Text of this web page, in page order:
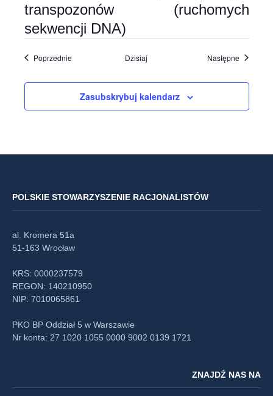
transpozonów (ruchomych
sekwencji DNA)
PoprzednieWydarzenia Dzisiaj Następne
Zasubskrybuj kalendarz
POLSKIE STOWARZYSZENIE RACJONALISTÓW
al. Kromera 51a
51-163 Wrocław
KRS: 0000237579
REGON: 140210950
NIP: 7010065861
PKO BP Oddział 5 w Warszawie
Nr konta: 27 1020 1055 0000 9002 0139 1721
ZNAJDŹ NAS NA